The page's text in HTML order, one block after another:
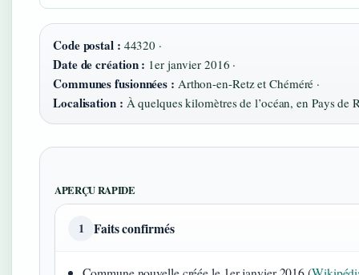
Code postal : 44320 ·
Date de création : 1er janvier 2016 ·
Communes fusionnées : Arthon-en-Retz et Chéméré ·
Localisation : À quelques kilomètres de l’océan, en Pays de
APERÇU RAPIDE
1 Faits confirmés